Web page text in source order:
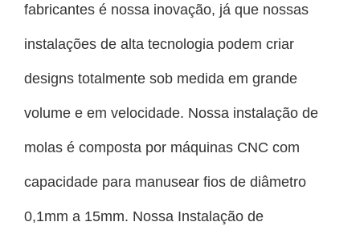
fabricantes é nossa inovação, já que nossas
instalações de alta tecnologia podem criar
designs totalmente sob medida em grande
volume e em velocidade. Nossa instalação de
molas é composta por máquinas CNC com
capacidade para manusear fios de diâmetro
0,1mm a 15mm. Nossa Instalação de